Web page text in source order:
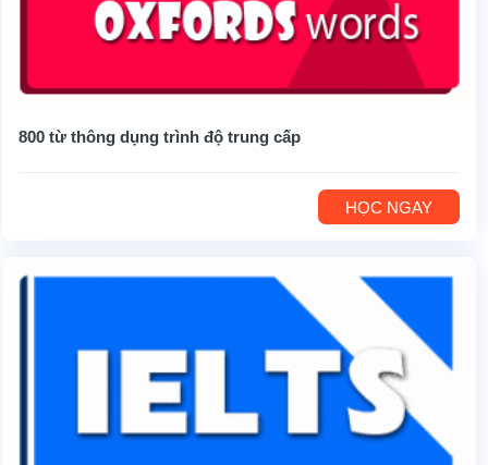
800 từ thông dụng trình độ trung cấp
HỌC NGAY